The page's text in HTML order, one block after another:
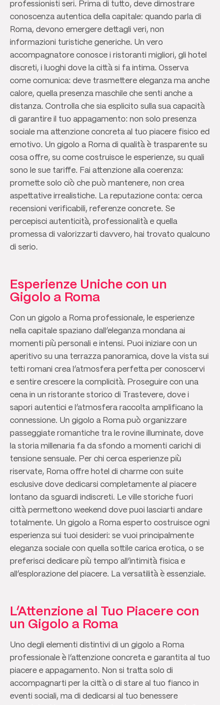
professionisti seri. Prima di tutto, deve dimostrare
conoscenza autentica della capitale: quando parla di
Roma, devono emergere dettagli veri, non
informazioni turistiche generiche. Un vero
accompagnatore conosce i ristoranti migliori, gli hotel
discreti, i luoghi dove la città si fa intima. Osserva
come comunica: deve trasmettere eleganza ma anche
calore, quella presenza maschile che senti anche a
distanza. Controlla che sia esplicito sulla sua capacità
di garantire il tuo appagamento: non solo presenza
sociale ma attenzione concreta al tuo piacere fisico ed
emotivo. Un gigolo a Roma di qualità è trasparente su
cosa offre, su come costruisce le esperienze, su quali
sono le sue tariffe. Fai attenzione alla coerenza:
promette solo ciò che può mantenere, non crea
aspettative irrealistiche. La reputazione conta: cerca
recensioni verificabili, referenze concrete. Se
percepisci autenticità, professionalità e quella
promessa di valorizzarti davvero, hai trovato qualcuno
di serio.
Esperienze Uniche con un
Gigolo a Roma
Con un gigolo a Roma professionale, le esperienze
nella capitale spaziano dall’eleganza mondana ai
momenti più personali e intensi. Puoi iniziare con un
aperitivo su una terrazza panoramica, dove la vista sui
tetti romani crea l’atmosfera perfetta per conoscervi
e sentire crescere la complicità. Proseguire con una
cena in un ristorante storico di Trastevere, dove i
sapori autentici e l’atmosfera raccolta amplificano la
connessione. Un gigolo a Roma può organizzare
passeggiate romantiche tra le rovine illuminate, dove
la storia millenaria fa da sfondo a momenti carichi di
tensione sensuale. Per chi cerca esperienze più
riservate, Roma offre hotel di charme con suite
esclusive dove dedicarsi completamente al piacere
lontano da sguardi indiscreti. Le ville storiche fuori
città permettono weekend dove puoi lasciarti andare
totalmente. Un gigolo a Roma esperto costruisce ogni
esperienza sui tuoi desideri: se vuoi principalmente
eleganza sociale con quella sottile carica erotica, o se
preferisci dedicare più tempo all’intimità fisica e
all’esplorazione del piacere. La versatilità è essenziale.
L’Attenzione al Tuo Piacere con
un Gigolo a Roma
Uno degli elementi distintivi di un gigolo a Roma
professionale è l’attenzione concreta e garantita al tuo
piacere e appagamento. Non si tratta solo di
accompagnarti per la città o di stare al tuo fianco in
eventi sociali, ma di dedicarsi al tuo benessere